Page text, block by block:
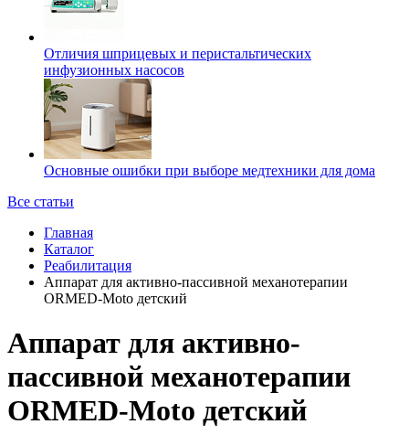
Отличия шприцевых и перистальтических
инфузионных насосов
Основные ошибки при выборе медтехники для дома
Все статьи
Главная
Каталог
Реабилитация
Аппарат для активно-пассивной механотерапии
ORMED-Moto детский
Аппарат для активно-
пассивной механотерапии
ORMED-Moto детский